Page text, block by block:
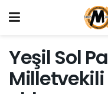
Yeşil Sol